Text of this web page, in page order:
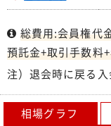
総費用:会員権代
預託金+取引手数料
注）退会時に戻る
相場グラフ